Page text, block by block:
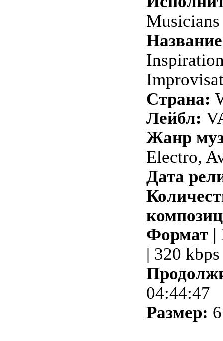
Musicians
Страна:
Лейбл:
Жанр
Electro,
Дата
Формат |
| 320 kbps
04:44:47
Размер: